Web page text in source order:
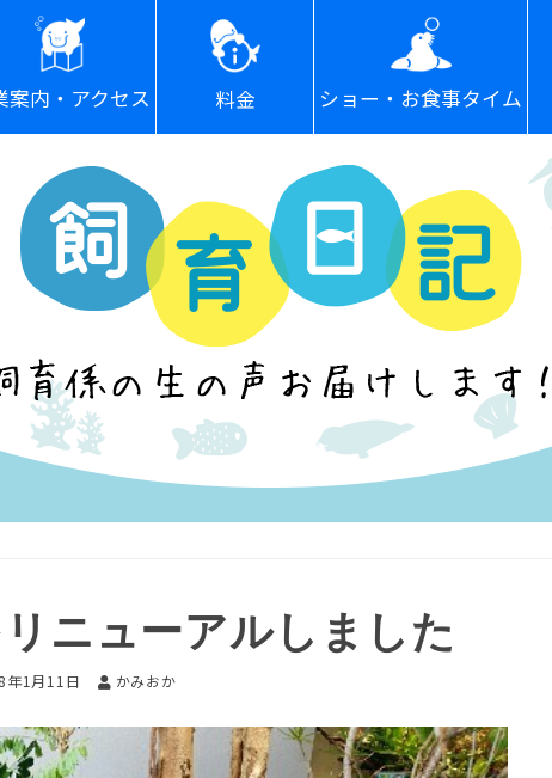
案内・アクセス 料金 ショー・お食事タイム
ニューアルしました
年1月11日 かみおか